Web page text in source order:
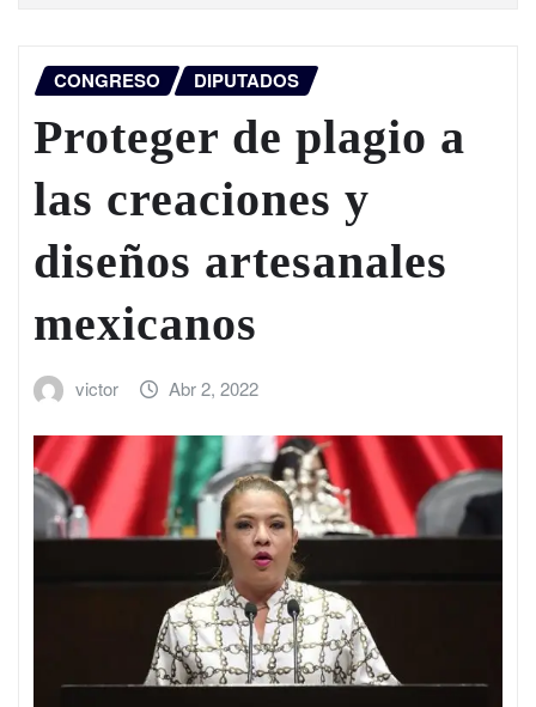
CONGRESO DIPUTADOS
Proteger de plagio a
las creaciones y
diseños artesanales
mexicanos
victor Abr 2, 2022